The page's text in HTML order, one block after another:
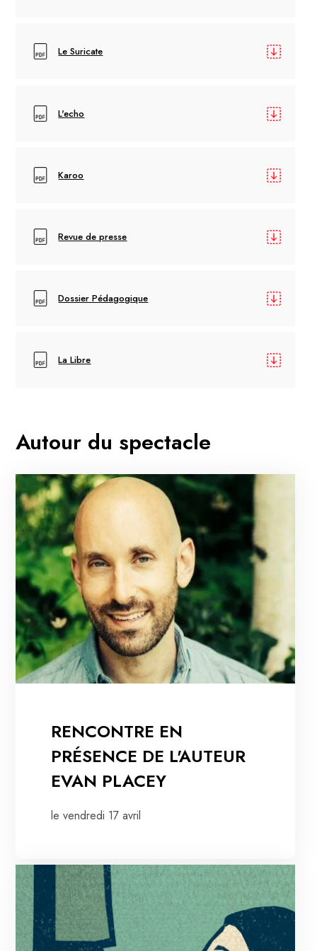
Le Suricate
L'echo
Karoo
Revue de presse
Dossier Pédagogique
La Libre
Autour du spectacle
RENCONTRE EN
PRÉSENCE DE L'AUTEUR
EVAN PLACEY
le vendredi 17 avril